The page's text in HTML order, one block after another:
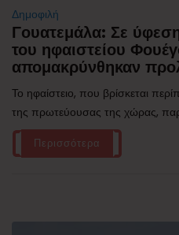
Δημοφιλή
Γουατεμάλα: Σε
του ηφαιστείου
απομακρύνθηκαν
Το ηφαίστειο, που βρίσκεται
της πρωτεύουσας της χώρας,
Περισσότερα